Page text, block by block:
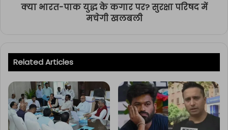
क्या भारत-पाक युद्ध के कगार पर? सुरक्षा परिषद में
मचेगी खलबली
Related Articles